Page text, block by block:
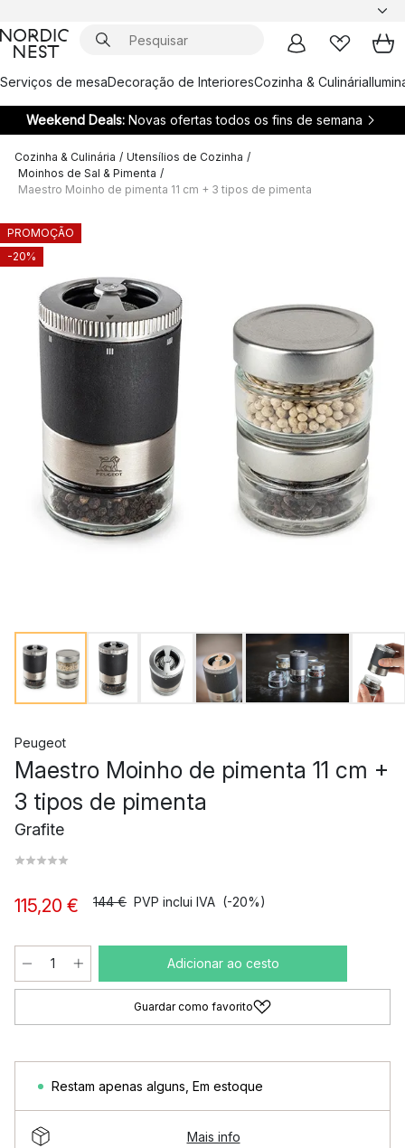
Serviços de mesaDecoração de InterioresCozinha & Culinária
Weekend Deals: Novas ofertas todos os fins de semana
Cozinha & Culinária / Utensílios de Cozinha /
Moinhos de Sal & Pimenta /
Maestro Moinho de pimenta 11 cm + 3 tipos de pimenta
PROMOÇÃO
-20%
Peugeot
Maestro Moinho de pimenta 11 cm +
3 tipos de pimenta
Grafite
115,20 € 144 € PVP inclui IVA (-20%)
Adicionar ao cesto
Guardar como favorito
Restam apenas alguns Em estoque
Mais info